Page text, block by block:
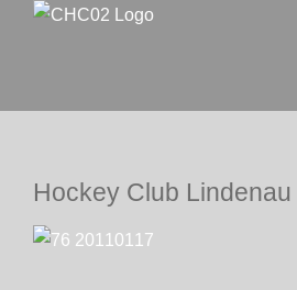
Hockey Club
Zeige